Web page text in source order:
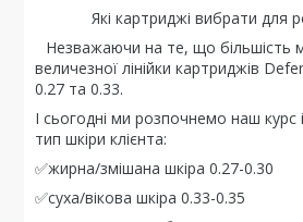
Які картриджі вибрати для
⠀Незважаючи на те, що більшість
величезної лінійки картриджів
0.27 та 0.33.
І сьогодні ми розпочнемо наш курс
тип шкіри клієнта:
✅жирна/змішана шкіра 0.27-0.30
✅суха/вікова шкіра 0.33-0.35